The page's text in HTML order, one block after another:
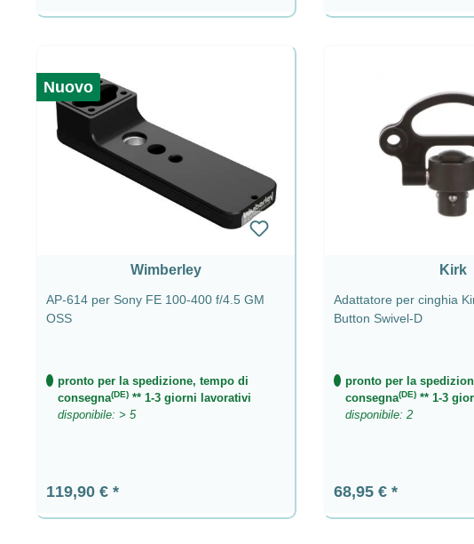
Nuovo
Wimberley
AP-614 per Sony FE 100-400 f/4.5 GM
OSS
pronto per la spedizione, tempo di
consegna(DE) ** 1-3 giorni lavorativi
disponibile: > 5
Prezzo normale:
119,90 €
Kirk
Adattatore per cinghia
Button Swivel-D
pronto per la
consegna(DE)** 1-3
disponibile: 2
Prezzo normale:
68,95 €